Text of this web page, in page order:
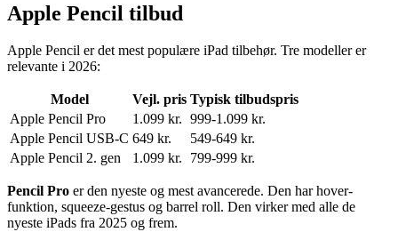
Apple Pencil tilbud
Apple Pencil er det mest populære iPad tilbehør. Tre modeller er
relevante i 2026:
Model Vejl. pris Typisk tilbudspris
Apple Pencil Pro
1.099 kr. 999-1.099 kr.
Apple Pencil USB-C 649 kr.
549-649 kr.
Apple Pencil 2. gen
1.099 kr. 799-999 kr.
Pencil Pro er den nyeste og mest avancerede. Den har hover-
funktion, squeeze-gestus og barrel roll. Den virker med alle de
nyeste iPads fra 2025 og frem.